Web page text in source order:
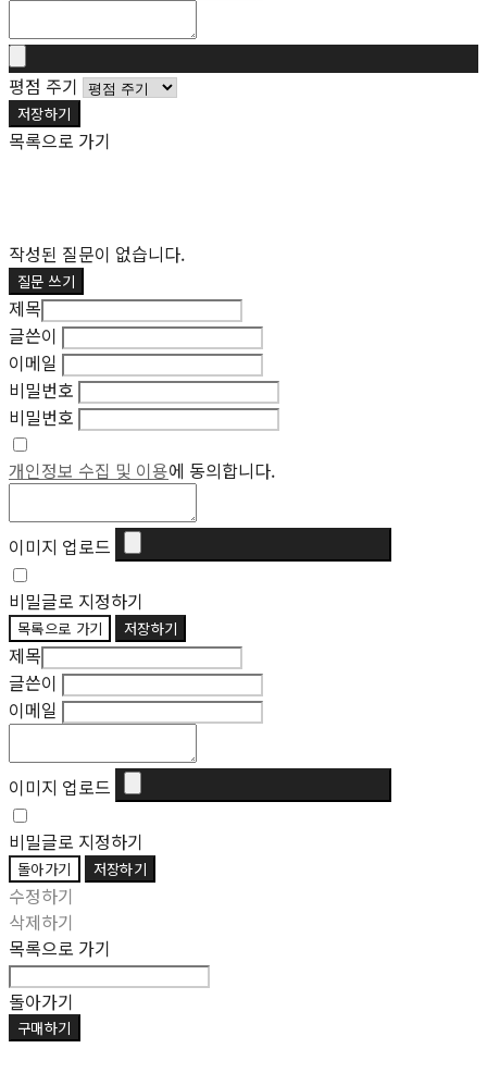
평점 주기
저장하기
목록으로 가기
작성된 질문이 없습니다.
질문 쓰기
제목
글쓴이
이메일
비밀번호
비밀번호
개인정보 수집 및 이용에 동의합니다.
이미지 업로드
비밀글로 지정하기
목록으로 가기 저장하기
제목
글쓴이
이메일
이미지 업로드
비밀글로 지정하기
돌아가기 저장하기
수정하기
삭제하기
목록으로 가기
돌아가기
구매하기